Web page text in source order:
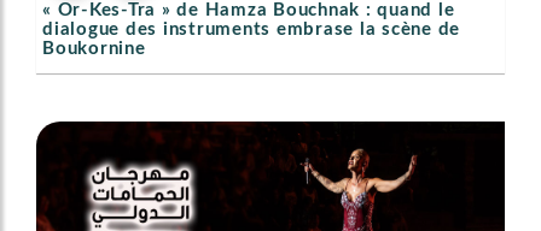
« Or-Kes-Tra » de Hamza Bouchnak : quand le
dialogue des instruments embrase la scène de
Boukornine